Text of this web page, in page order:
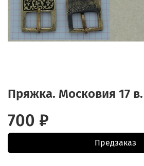
Пряжка. Московия 17 в.
700 ₽
Предзаказ